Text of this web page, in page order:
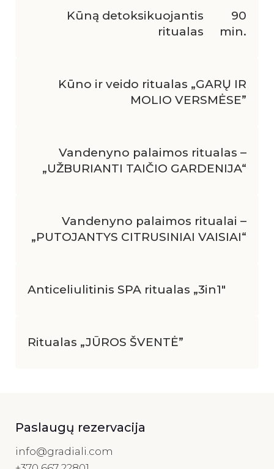
Kūną detoksikuojantis
ritualas
90
min.
Kūno ir veido ritualas „GARŲ IR
MOLIO VERSMĖSE”
Vandenyno palaimos ritualas –
„UŽBURIANTI TAIČIO GARDENIJA“
Vandenyno palaimos ritualai –
„PUTOJANTYS CITRUSINIAI VAISIAI“
Anticeliulitinis SPA ritualas „3in1″
Ritualas „JŪROS ŠVENTĖ”
Paslaugų rezervacija
info@gradiali.com